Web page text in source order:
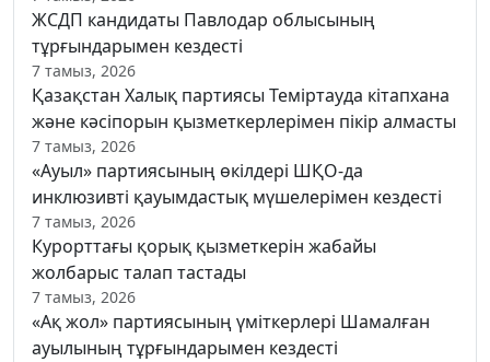
ЖСДП кандидаты Павлодар облысының
тұрғындарымен кездесті
7 тамыз, 2026
Қазақстан Халық партиясы Теміртауда кітапхана
және кәсіпорын қызметкерлерімен пікір алмасты
7 тамыз, 2026
«Ауыл» партиясының өкілдері ШҚО-да
инклюзивті қауымдастық мүшелерімен кездесті
7 тамыз, 2026
Курорттағы қорық қызметкерін жабайы
жолбарыс талап тастады
7 тамыз, 2026
«Ақ жол» партиясының үміткерлері Шамалған
ауылының тұрғындарымен кездесті